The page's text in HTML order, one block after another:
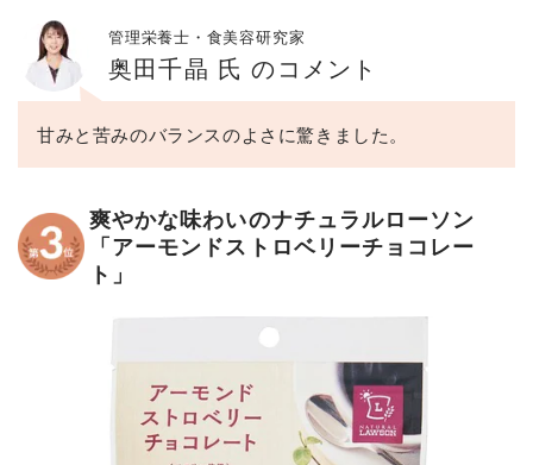
管理栄養士・食美容研究家
奥田千晶 氏 のコメント
甘みと苦みのバランスのよさに驚きました。
爽やかな味わいのナチュラルローソン
「アーモンドストロベリーチョコレー
ト」